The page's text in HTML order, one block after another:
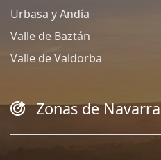
Urbasa y Andía
Valle de Baztán
Valle de Valdorba
Zonas de Navarra